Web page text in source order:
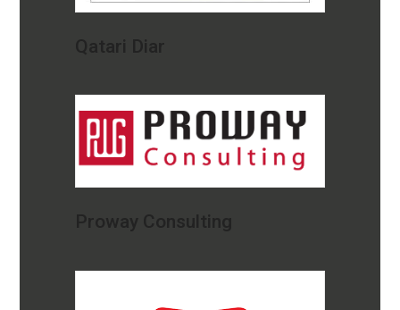
Qatari Diar
Proway Consulting